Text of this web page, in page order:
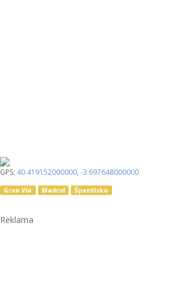
GPS: 40.419152000000, -3.697648000000
Gran Vía Madrid Španělsko
Reklama